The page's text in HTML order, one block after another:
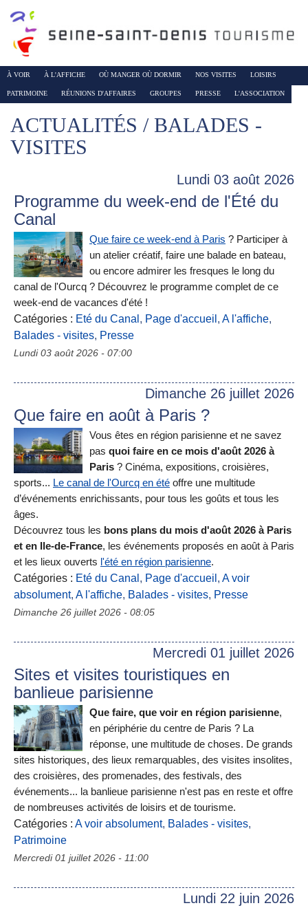
À VOIR À L'AFFICHE OÙ MANGER OÙ DORMIR NOS VISITES LOISIRS
PATRIMOINE RÉUNIONS D'AFFAIRES GROUPES PRESSE L'ASSOCIATION
ACTUALITÉS / BALADES -
VISITES
Lundi 03 août 2026
Programme du week-end de l'Été du
Canal
Que faire ce week-end à Paris ? Participer à
un atelier créatif, faire une balade en bateau,
ou encore admirer les fresques le long du
canal de l'Ourcq ? Découvrez le programme complet de ce
week-end de vacances d'été !
Catégories : Eté du Canal , Page d'accueil , A l'affiche,
Balades - visites, Presse
Lundi 03 août 2026 - 07:00
Dimanche 26 juillet 2026
Que faire en août à Paris ?
Vous êtes en région parisienne et ne savez
pas quoi faire en ce mois d'août 2026 à
Paris ? Cinéma, expositions, croisières,
sports... Le canal de l'Ourcq en été offre une multitude
d’événements enrichissants, pour tous les goûts et tous les
âges.
Découvrez tous les bons plans du mois d'août 2026 à Paris
et en Ile-de-France, les événements proposés en août à Paris
et les lieux ouverts l'été en région parisienne.
Catégories : Eté du Canal , Page d'accueil , A voir
absolument, A l'affiche, Balades - visites, Presse
Dimanche 26 juillet 2026 - 08:05
Mercredi 01 juillet 2026
Sites et visites touristiques en
banlieue parisienne
Que faire, que voir en région parisienne,
en périphérie du centre de Paris ? La
réponse, une multitude de choses. De grands
sites historiques, des lieux remarquables, des visites insolites,
des croisières, des promenades, des festivals, des
événements... la banlieue parisienne n'est pas en reste et offre
de nombreuses activités de loisirs et de tourisme.
Catégories : A voir absolument, Balades - visites,
Patrimoine
Mercredi 01 juillet 2026 - 11:00
Lundi 22 juin 2026